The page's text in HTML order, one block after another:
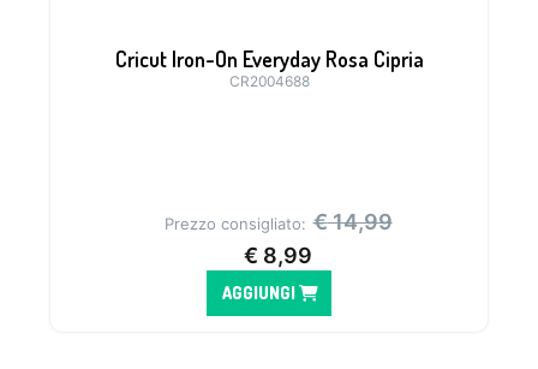
Cricut Iron-On Everyday Rosa Cipria
CR2004688
Prezzo consigliato: €14,99
€ 8,99
AGGIUNGI